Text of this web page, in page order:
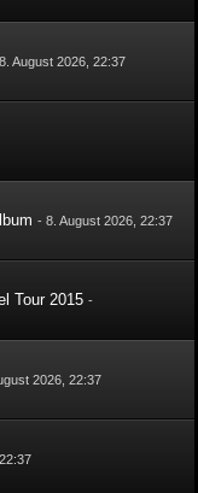
8. August 2026, 22:37
-8. August 2026, 22:37
Tour 2015 -
2026, 22:37